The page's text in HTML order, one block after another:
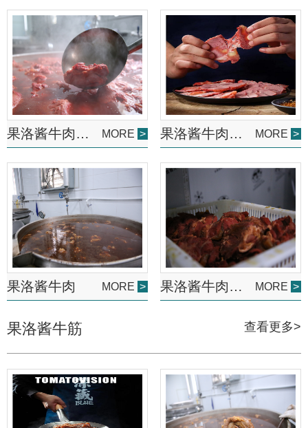
果洛酱牛肉价格 MORE > 果洛酱牛肉批发 MORE >
果洛酱牛肉 MORE > 果洛酱牛肉厂家 MORE >
果洛酱牛筋 查看更多>